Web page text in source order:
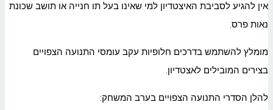
אין להגיע לסביבת האיצטדיון למי שאינו בעל תו חנייה או תושב שכונת
נאות פרס.
מומלץ להשתמש בדרכים חלופיות עקב עומסי התנועה הצפויים
בצירים המובילים לאצטדיון.
להלן הסדרי התנועה הצפויים בערב המשחק: